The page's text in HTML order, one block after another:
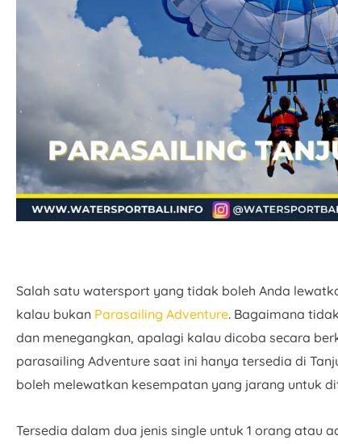
Salah satu watersport yang tidak boleh Anda
kalau bukan Parasailing Adventure. Bagaimana
dan menegangkan, apalagi kalau dicoba secara
parasailing Adventure saat ini hanya tersedia di
boleh melewatkan kesempatan yang jarang untuk
Tersedia dalam dua jenis single untuk 1 orang atau